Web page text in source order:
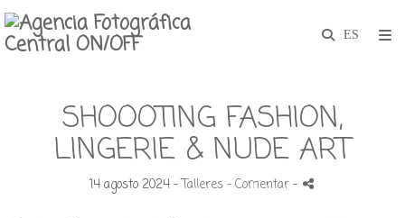
SHOOOTING FASHION,
LINGERIE & NUDE ART
14 agosto 2024 -Talleres- Comentar-